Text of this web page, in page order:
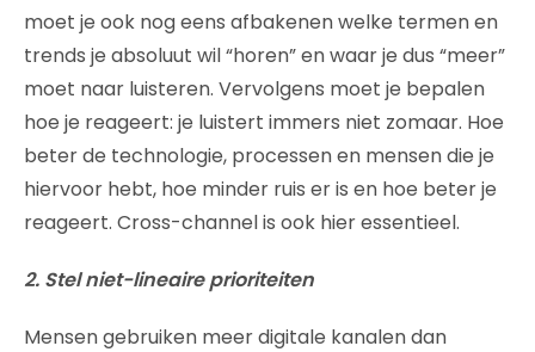
moet je ook nog eens afbakenen welke termen en
trends je absoluut wil “horen” en waar je dus “meer”
moet naar luisteren. Vervolgens moet je bepalen
hoe je reageert: je luistert immers niet zomaar. Hoe
beter de technologie, processen en mensen die je
hiervoor hebt, hoe minder ruis er is en hoe beter je
reageert. Cross-channel is ook hier essentieel.
2. Stel niet-lineaire prioriteiten
Mensen gebruiken meer digitale kanalen dan